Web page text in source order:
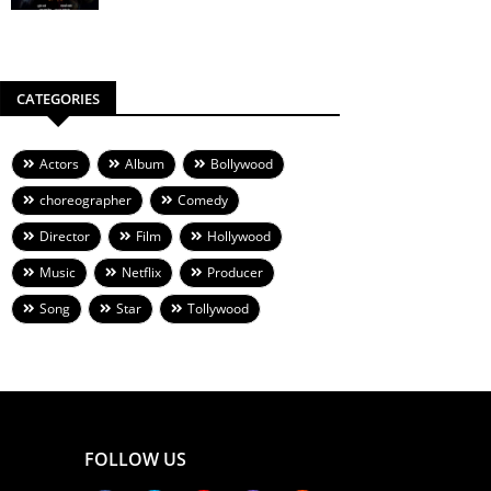
CATEGORIES
Actors Album
Bollywood
choreographer
Comedy
Director
Film
Hollywood
Music
Netflix
Producer
Song
Star Tollywood
FOLLOW US